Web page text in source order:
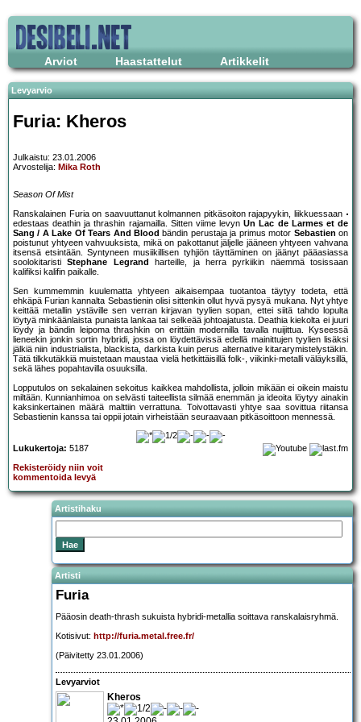
Arviot Haastattelut Artikkelit
Levyarvio
Furia: Kheros
Julkaistu: 23.01.2006
Arvostelija: Mika Roth
Season Of Mist
Ranskalainen Furia on saavuuttanut kolmannen pitkäsoiton rajapyykin, liikkuessaan
edestaas deathin ja thrashin rajamailla. Sitten viime levynUn Lac de Larmes et de
Sang / A Lake Of Tears And Blood bändin perustaja ja primus motor Sebastien on
poistunut yhtyeen vahvuuksista, mikä on pakottanut jäljelle jääneen yhtyeen vahvana
itsensä etsintään. Syntyneen musiikillisen tyhjiön täyttäminen on jäänyt pääasiassa
soolokitaristiStephane Legrand
harteille, ja herra pyrkiikin näemmä tosissaan
kalifiksi kalifin paikalle.
Sen kummemmin kuulematta yhtyeen aikaisempaa tuotantoa täytyy todeta, että
ehkäpä Furian kannalta Sebastienin olisi sittenkin ollut hyvä pysyä mukana. Nyt yhtye
keittää metallin ystäville sen verran kirjavan tyylien sopan, ettei siitä tahdo lopulta
löytyä minkäänlaista punaista lankaa tai selkeää johtoajatusta. Deathia kiekolta ei juuri
löydy ja bändin leipoma thrashkin on erittäin modernilla tavalla nuijittua. Kyseessä
lieneekin jonkin sortin hybridi, jossa on löydettävissä edellä mainittujen tyylien lisäksi
jälkiä niin industrialista, blackista, darkista kuin perus alternative kitararymistelystäkin.
Tätä tilkkutäkkiä muistetaan maustaa vielä hetkittäisillä folk-, viikinki-metalli väläyksillä,
sekä lähes popahtavilla osuuksilla.
Lopputulos on sekalainen sekoitus kaikkea mahdollista, jolloin mikään ei oikein maistu
miltään. Kunnianhimoa on selvästi taiteellista silmää enemmän ja ideoita löytyy ainakin
kaksinkertainen määrä malttiin verrattuna. Toivottavasti yhtye saa sovittua riitansa
Sebastienin kanssa tai oppii jotain virheistään seuraavaan pitkäsoittoon mennessä.
Lukukertoja: 5187
Rekisteröidy niin voit
kommentoida levyä
Artistihaku
Artisti
Furia
Pääosin death-thrash sukuista hybridi-metallia soittava ranskalaisryhmä.
Kotisivut: http://furia.metal.free.fr/
(Päivitetty 23.01.2006)
Levyarviot
Kheros